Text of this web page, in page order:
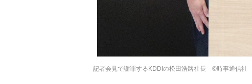
記者会見で謝罪するKDDIの松田浩路社長 ©時事通信社